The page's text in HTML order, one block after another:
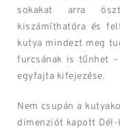
sokakat arra
kiszámíthatóra és
kutya mindezt meg
furcsának is tűnhet
egyfajta kifejezése.
Nem csupán a
dimenziót kapott Dél-